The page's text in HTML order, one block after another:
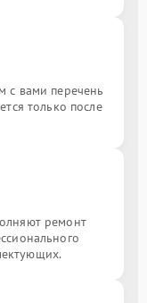
с вами перечень
только после
ремонт